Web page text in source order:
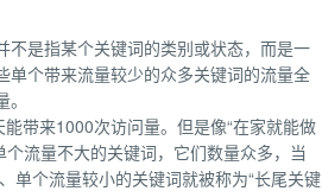
是指某个关键词的类别或状态，而是一
单个带来流量较少的众多关键词的流量全
带来1000次访问量。但是像“在家就能做
个流量不大的关键词，它们数量众多，当
单个流量较小的关键词就被称为“长尾关键